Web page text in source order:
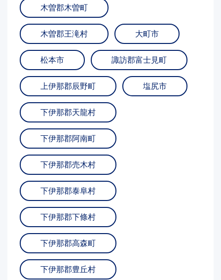
木曽郡木曽町
木曽郡王滝村 大町市
松本市 諏訪郡富士見町
上伊那郡辰野町 塩尻市
下伊那郡天龍村
下伊那郡阿南町
下伊那郡売木村
下伊那郡泰阜村
下伊那郡下條村
下伊那郡高森町
下伊那郡豊丘村